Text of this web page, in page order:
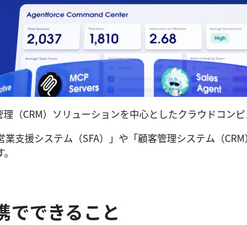
（CRM）ソリューションを中心としたクラウドコン
支援システム（SFA）」や「顧客管理システム（
できること